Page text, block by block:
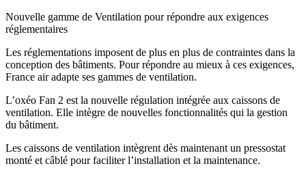
Nouvelle gamme de Ventilation pour répondre aux exigences
réglementaires
Les réglementations imposent de plus en plus de contraintes dans la
conception des bâtiments. Pour répondre au mieux à ces exigences,
France air adapte ses gammes de ventilation.
L’oxéo Fan 2 est la nouvelle régulation intégrée aux caissons de
ventilation. Elle intègre de nouvelles fonctionnalités qui la gestion
du bâtiment.
Les caissons de ventilation intègrent dès maintenant un pressostat
monté et câblé pour faciliter l’installation et la maintenance.